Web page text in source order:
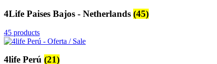
4Life Paises Bajos - Netherlands (45)
45 products
4life Perú (21)